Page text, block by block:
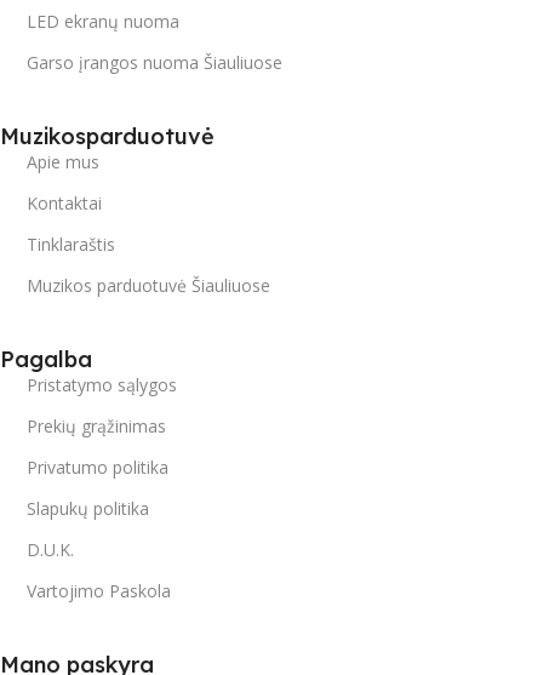
LED ekranų nuoma
Garso įrangos nuoma Šiauliuose
Muzikosparduotuvė
Apie mus
Kontaktai
Tinklaraštis
Muzikos parduotuvė Šiauliuose
Pagalba
Pristatymo sąlygos
Prekių grąžinimas
Privatumo politika
Slapukų politika
D.U.K.
Vartojimo Paskola
Mano paskyra